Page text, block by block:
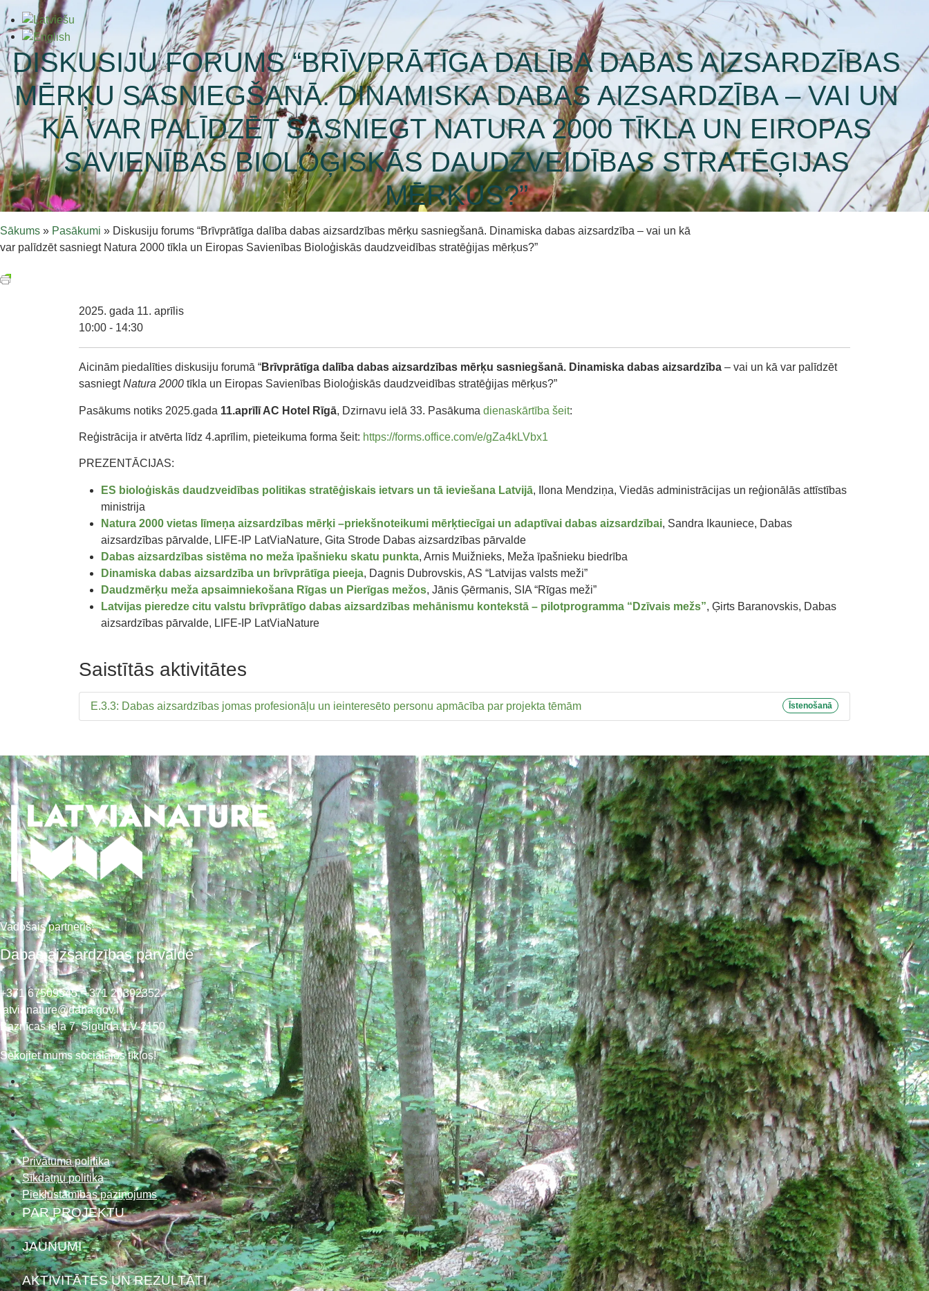
DISKUSIJU FORUMS “BRĪVPRĀTĪGA DALĪBA DABAS AIZSARDZĪBAS
MĒRĶU SASNIEGŠANĀ. DINAMISKA DABAS AIZSARDZĪBA – VAI UN
KĀ VAR PALĪDZĒT SASNIEGT NATURA 2000 TĪKLA UN EIROPAS
SAVIENĪBAS BIOLOĢISKĀS DAUDZVEIDĪBAS STRATĒĢIJAS
MĒRĶUS?”
Sākums » Pasākumi » Diskusiju forums “Brīvprātīga dalība dabas aizsardzības mērķu sasniegšanā. Dinamiska dabas aizsardzība – vai un kā
var palīdzēt sasniegt Natura 2000 tīkla un Eiropas Savienības Bioloģiskās daudzveidības stratēģijas mērķus?”
2025. gada 11. aprīlis
10:00 - 14:30
Aicinām piedalīties diskusiju forumā “Brīvprātīga dalība dabas aizsardzības mērķu sasniegšanā. Dinamiska dabas aizsardzība – vai un kā var palīdzēt
sasniegtNatura 2000 tīkla un Eiropas Savienības Bioloģiskās daudzveidības stratēģijas mērķus?”
Pasākums notiks 2025.gada 11.aprīlī AC Hotel Rīgā, Dzirnavu ielā 33. Pasākuma dienaskārtība šeit:
Reģistrācija ir atvērta līdz 4.aprīlim, pieteikuma forma šeit: https://forms.office.com/e/gZa4kLVbx1
PREZENTĀCIJAS:
ES bioloģiskās daudzveidības politikas stratēģiskais ietvars un tā ieviešana Latvijā, Ilona Mendziņa, Viedās administrācijas un reģionālās attīstības
ministrija
Natura 2000 vietas līmeņa aizsardzības mērķi –priekšnoteikumi mērķtiecīgai un adaptīvai dabas aizsardzībai, Sandra Ikauniece, Dabas
aizsardzības pārvalde, LIFE-IP LatViaNature, Gita Strode Dabas aizsardzības pārvalde
Dabas aizsardzības sistēma no meža īpašnieku skatu punkta, Arnis Muižnieks, Meža īpašnieku biedrība
Dinamiska dabas aizsardzība un brīvprātīga pieeja, Dagnis Dubrovskis, AS “Latvijas valsts meži”
Daudzmērķu meža apsaimniekošana Rīgas un Pierīgas mežos, Jānis Ģērmanis, SIA “Rīgas meži”
Latvijas pieredze citu valstu brīvprātīgo dabas aizsardzības mehānismu kontekstā – pilotprogramma “Dzīvais mežs”, Ģirts Baranovskis, Dabas
aizsardzības pārvalde, LIFE-IP LatViaNature
Saistītās aktivitātes
E.3.3: Dabas aizsardzības jomas profesionāļu un ieinteresēto personu apmācība par projekta tēmām Īstenošanā
Vadošais partneris:
Dabas aizsardzības pārvalde
+371 67509545,+371 26392352
latvianature@daba.gov.lv
Baznīcas iela 7, Sigulda, LV-2150
Sekojiet mums sociālajos tīklos!
Privātuma politika
Sīkdatņu politika
Piekļūstamības paziņojums
PAR PROJEKTU
JAUNUMI
AKTIVITĀTES UN REZULTĀTI